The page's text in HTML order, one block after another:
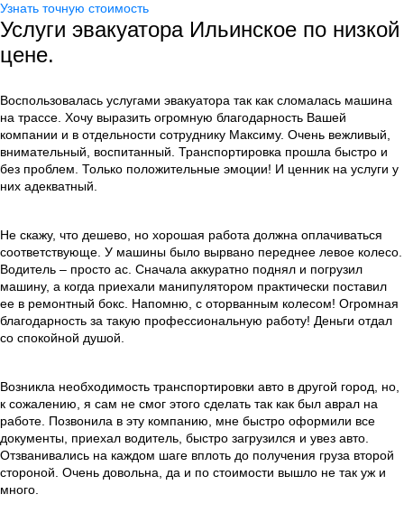
Узнать точную стоимость
Услуги эвакуатора Ильинское по низкой
цене.
Воспользовалась услугами эвакуатора так как сломалась машина
на трассе. Хочу выразить огромную благодарность Вашей
компании и в отдельности сотруднику Максиму. Очень вежливый,
внимательный, воспитанный. Транспортировка прошла быстро и
без проблем. Только положительные эмоции! И ценник на услуги у
них адекватный.
Не скажу, что дешево, но хорошая работа должна оплачиваться
соответствующе. У машины было вырвано переднее левое колесо.
Водитель – просто ас. Сначала аккуратно поднял и погрузил
машину, а когда приехали манипулятором практически поставил
ее в ремонтный бокс. Напомню, с оторванным колесом! Огромная
благодарность за такую профессиональную работу! Деньги отдал
со спокойной душой.
Возникла необходимость транспортировки авто в другой город, но,
к сожалению, я сам не смог этого сделать так как был аврал на
работе. Позвонила в эту компанию, мне быстро оформили все
документы, приехал водитель, быстро загрузился и увез авто.
Отзванивались на каждом шаге вплоть до получения груза второй
стороной. Очень довольна, да и по стоимости вышло не так уж и
много.